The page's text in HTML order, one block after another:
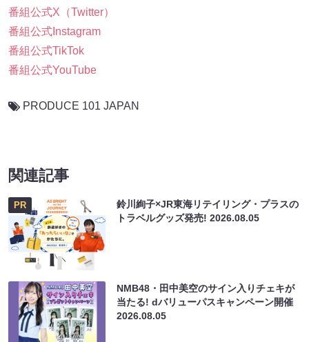
番組公式X（Twitter）
番組公式Instagram
番組公式TikTok
番組公式YouTube
PRODUCE 101 JAPAN
関連記事
PR
鈴川絢子×JR東海リテイリング・プラスの
トラベルグッズ発売!2026.08.05
NMB48・田中美空のサイン入りチェキが
当たる! dバリューパスキャンペーン開催
2026.08.05